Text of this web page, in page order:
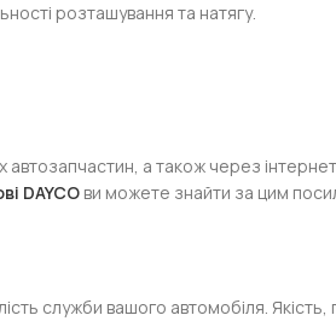
розташування та натягу.
автозапчастин, а також через
DAYCO ви можете знайти за цим
служби вашого автомобіля.